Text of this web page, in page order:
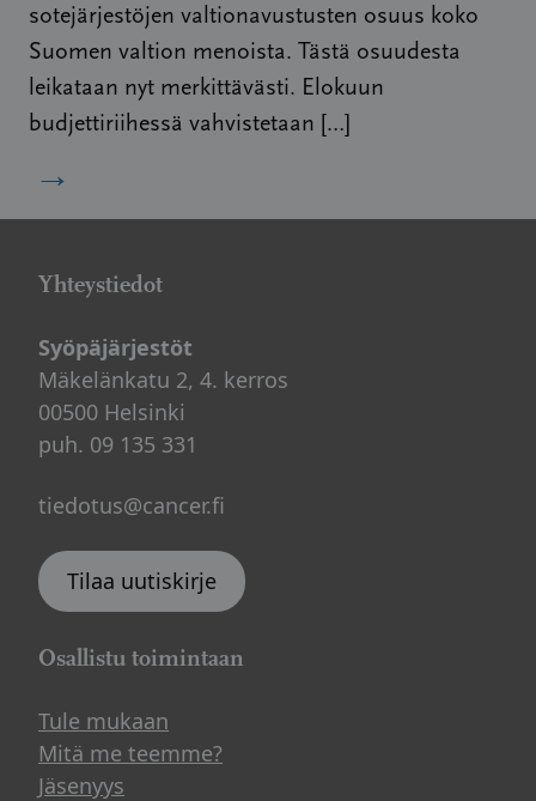
sotejärjestöjen valtionavustusten osuus koko
Suomen valtion menoista. Tästä osuudesta
leikataan nyt merkittävästi. Elokuun
budjettiriihessä vahvistetaan […]
→
Yhteystiedot
Syöpäjärjestöt
Mäkelänkatu 2, 4. kerros
00500 Helsinki
puh. 09 135 331
tiedotus@cancer.fi
Tilaa uutiskirje
Osallistu toimintaan
Tule mukaan
Mitä me teemme?
Jäsenyys